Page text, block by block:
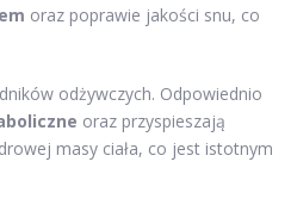
oraz poprawie jakości snu, co
odżywczych. Odpowiednio
oraz przyspieszają
masy ciała, co jest istotnym